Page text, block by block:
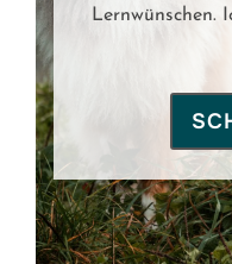
Lernwünschen.